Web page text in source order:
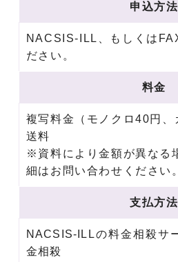
申込方法
NACSIS-ILL、もしくは
ださい。
料金
複写料金（モノクロ40円
送料
※資料により金額が異なる
細はお問い合わせください。
支払方法
NACSIS-ILLの料金相殺サ
金相殺